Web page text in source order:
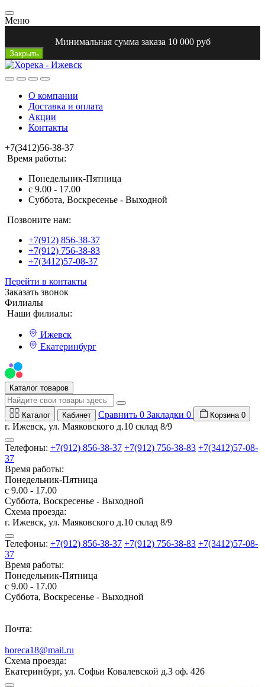
Меню
Минимальная сумма заказа 10 000 руб
Закрыть
О компании
Доставка и оплата
Акции
Контакты
+7(3412)56-38-37
Время работы:
Понедельник-Пятница
с 9.00 - 17.00
Суббота, Воскресенье - Выходной
Позвоните нам:
+7(912) 856-38-37
+7(912) 756-38-83
+7(3412)57-08-37
Перейти в контакты
Заказать звонок
Филиалы
Наши филиалы:
Ижевск
Екатеринбург
Каталог товаров
Каталог Кабинет Сравнить 0 Закладки 0 Корзина 0
г. Ижевск, ул. Маяковского д.10 склад 8/9
Телефоны: +7(912) 856-38-37 +7(912) 756-38-83 +7(3412)57-08-
37
Время работы:
Понедельник-Пятница
с 9.00 - 17.00
Суббота, Воскресенье - Выходной
Схема проезда:
г. Ижевск, ул. Маяковского д.10 склад 8/9
Телефоны: +7(912) 856-38-37 +7(912) 756-38-83 +7(3412)57-08-
37
Время работы:
Понедельник-Пятница
с 9.00 - 17.00
Суббота, Воскресенье - Выходной
Почта:
horeca18@mail.ru
Схема проезда:
Екатеринбург, ул. Софьи Ковалевской д.3 оф. 426